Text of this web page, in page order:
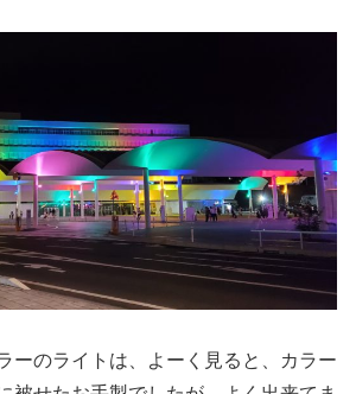
ーのライトは、よーく見ると、カラー